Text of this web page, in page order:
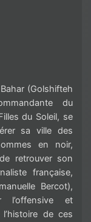
(Golshifteh
du
du Soleil, se
sa ville des
en noir,
retrouver son
française,
Bercot),
l’offensive et
de ces